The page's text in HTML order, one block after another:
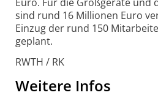
Euro. Für die Groß­geräte und
sind rund 16 Millionen Euro
Einzug der rund 150
geplant.
RWTH / RK
Weitere Infos